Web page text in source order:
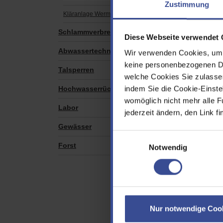
Zustimmung
Diese Webseite verwendet
Wir verwenden Cookies,
keine personenbezogenen
welche Cookies Sie
indem Sie die Cookie-
womöglich nicht mehr alle
jederzeit ändern, den Link
Notwendig
Nur notwendige
Kläranlage Wermelskirchen
Schlammverbrennung
Abwassertechnische Anlagen
Talsperren
Hochwasserrückhaltebecken
Labor
Gewässer
Forst
1998
und
a.
Als